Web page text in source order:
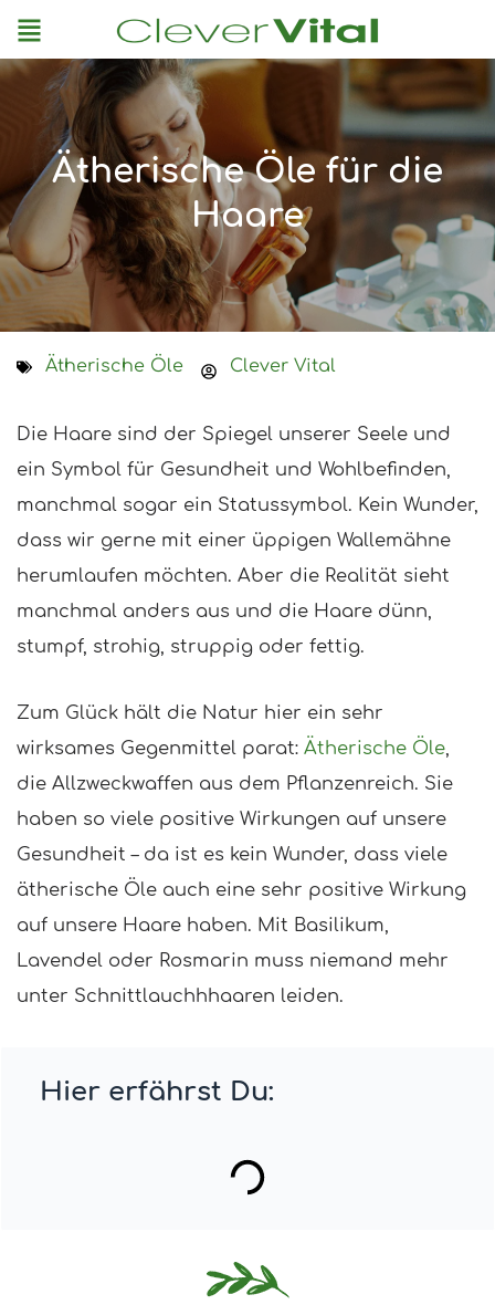
Menu
Ätherische Öle für die
Haare
Ätherische Öle Clever Vital
Die Haare sind der Spiegel unserer Seele und
ein Symbol für Gesundheit und Wohlbefinden,
manchmal sogar ein Statussymbol. Kein Wunder,
dass wir gerne mit einer üppigen Wallemähne
herumlaufen möchten. Aber die Realität sieht
manchmal anders aus und die Haare dünn,
stumpf, strohig, struppig oder fettig.
Zum Glück hält die Natur hier ein sehr
wirksames Gegenmittel parat: Ätherische Öle,
die Allzweckwaffen aus dem Pflanzenreich. Sie
haben so viele positive Wirkungen auf unsere
Gesundheit – da ist es kein Wunder, dass viele
ätherische Öle auch eine sehr positive Wirkung
auf unsere Haare haben. Mit Basilikum,
Lavendel oder Rosmarin muss niemand mehr
unter Schnittlauchhhaaren leiden.
Hier erfährst Du: